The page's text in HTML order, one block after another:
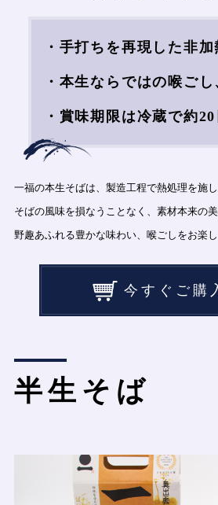
・手打ちを再現した非
・本生ならではの喉ご
・賞味期限は冷蔵で約20
一福の本生そばは、製造工程で熱処理を施
そばの風味を損なうことなく、素材本来の
野趣あふれる豊かな味わい、喉ごしをお楽し
今すぐご購
半生そば